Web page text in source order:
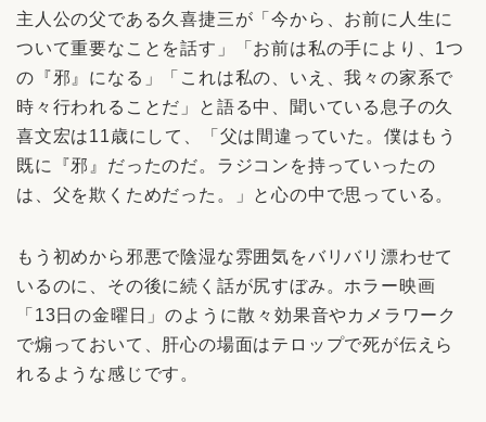
主人公の父である久喜捷三が「今から、お前に人生に
ついて重要なことを話す」「お前は私の手により、1つ
の『邪』になる」「これは私の、いえ、我々の家系で
時々行われることだ」と語る中、聞いている息子の久
喜文宏は11歳にして、「父は間違っていた。僕はもう
既に『邪』だったのだ。ラジコンを持っていったの
は、父を欺くためだった。」と心の中で思っている。
もう初めから邪悪で陰湿な雰囲気をバリバリ漂わせて
いるのに、その後に続く話が尻すぼみ。ホラー映画
「13日の金曜日」のように散々効果音やカメラワーク
で煽っておいて、肝心の場面はテロップで死が伝えら
れるような感じです。